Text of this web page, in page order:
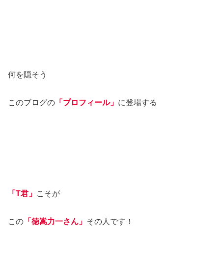
何を隠そう
このブログの 「プロフィール」 に登場する
「T君」 こそが
この 「徳嵩力一さん 」 その人です！